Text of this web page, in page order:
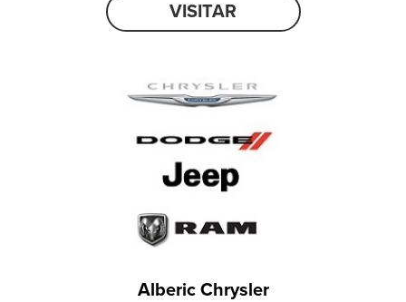
VISITAR
Alberic Chrysler